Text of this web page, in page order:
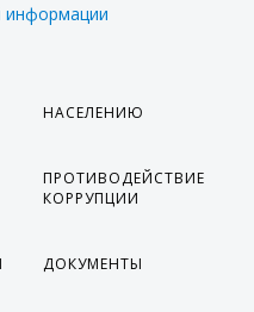
информации
НАСЕЛЕНИЮ
ПРОТИВОДЕЙСТВИЕ
КОРРУПЦИИ
ДОКУМЕНТЫ